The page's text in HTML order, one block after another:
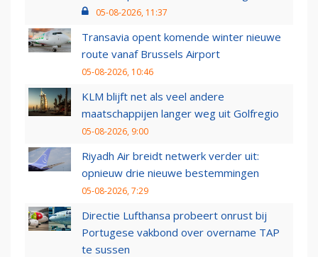
05-08-2026, 11:37
Transavia opent komende winter nieuwe
route vanaf Brussels Airport
05-08-2026, 10:46
KLM blijft net als veel andere
maatschappijen langer weg uit Golfregio
05-08-2026, 9:00
Riyadh Air breidt netwerk verder uit:
opnieuw drie nieuwe bestemmingen
05-08-2026, 7:29
Directie Lufthansa probeert onrust bij
Portugese vakbond over overname TAP
te sussen